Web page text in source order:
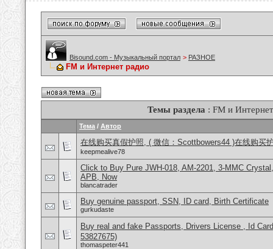
Bisound.com - Музыкальный портал > РАЗНОЕ
FM и Интернет радио
Темы раздела : FM и
Тема / Автор
在线购买真假护照, ( 微信：Scottbowers44 )在线购买
keepmealive78
Click to Buy Pure JWH-018, AM-2201, 3-MMC
APB, Now
blancatrader
Buy genuine passport, SSN, ID card, Birth Certificate
gurkudaste
Buy real and fake Passports, Drivers License , Id
53827675)
thomaspeter441